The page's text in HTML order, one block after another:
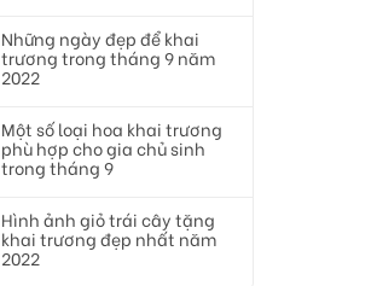
Những ngày đẹp để khai
trương trong tháng 9 năm
2022
Một số loại hoa khai trương
phù hợp cho gia chủ sinh
trong tháng 9
Hình ảnh giỏ trái cây tặng
khai trương đẹp nhất năm
2022